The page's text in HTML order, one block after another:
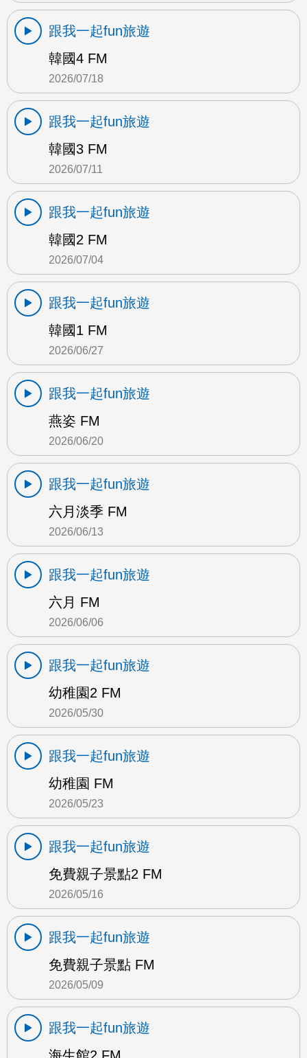
跟我一起fun旅遊
韓國4 FM
2026/07/18
跟我一起fun旅遊
韓國3 FM
2026/07/11
跟我一起fun旅遊
韓國2 FM
2026/07/04
跟我一起fun旅遊
韓國1 FM
2026/06/27
跟我一起fun旅遊
燕姿 FM
2026/06/20
跟我一起fun旅遊
六月淡季 FM
2026/06/13
跟我一起fun旅遊
六月 FM
2026/06/06
跟我一起fun旅遊
幼稚園2 FM
2026/05/30
跟我一起fun旅遊
幼稚園 FM
2026/05/23
跟我一起fun旅遊
免費親子景點2 FM
2026/05/16
跟我一起fun旅遊
免費親子景點 FM
2026/05/09
跟我一起fun旅遊